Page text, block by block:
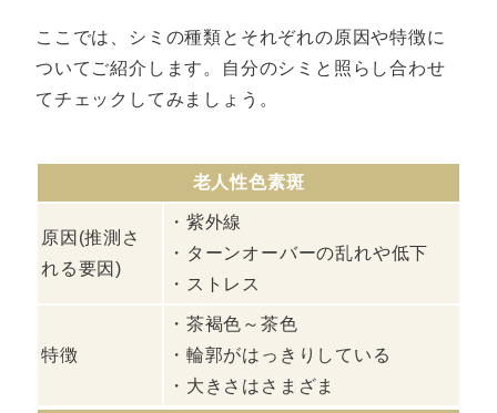
ここでは、シミの種類とそれぞれの原因や特徴に
ついてご紹介します。自分のシミと照らし合わせ
てチェックしてみましょう。
老人性色素斑
原因(推測さ
れる要因)
・紫外線
・ターンオーバーの乱れや低下
・ストレス
特徴
・茶褐色～茶色
・輪郭がはっきりしている
・大きさはさまざま